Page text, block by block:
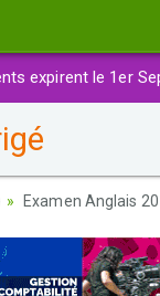
expirent le 1er
Examen Anglais